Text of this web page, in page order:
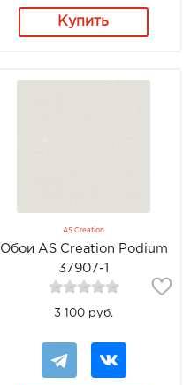
Купить
AS Creation
Обои AS Creation Podium
37907-1
3 100 руб.